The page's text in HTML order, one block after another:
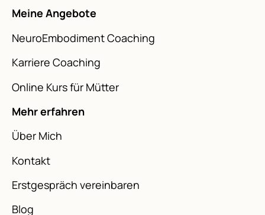
Meine Angebote
NeuroEmbodiment Coaching
Karriere Coaching
Online Kurs für Mütter
Mehr erfahren
Über Mich
Kontakt
Erstgespräch vereinbaren
Blog